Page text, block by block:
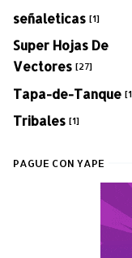
señaleticas [1]
Super Hojas De
Vectores [27]
Tapa-de-Tanque
Tribales [1]
PAGUE CON YAPE